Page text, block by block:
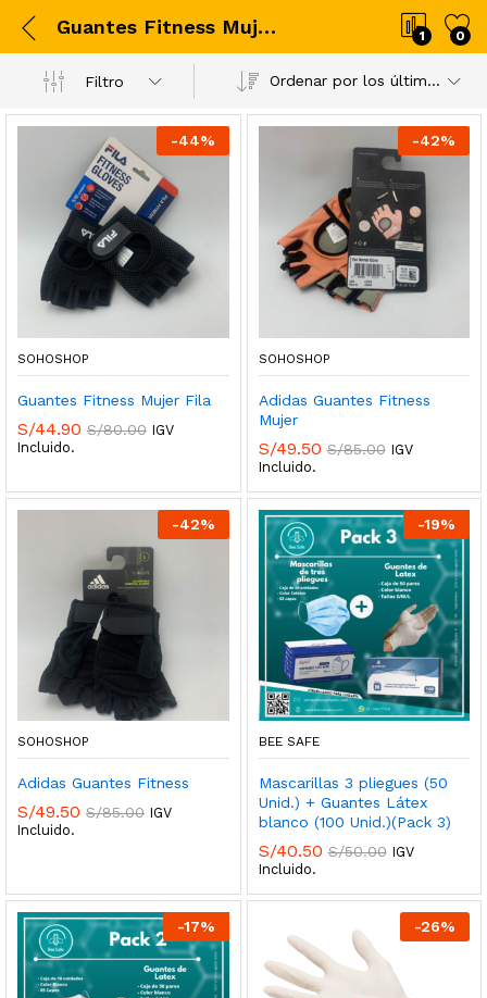
Guantes Fitness Mujer Fila 1 0
Filtro Ordenar por los últimos
-44%
SOHOSHOP
Guantes Fitness Mujer Fila
S/44.90 S/80.00 IGV
Incluido.
-42%
SOHOSHOP
Adidas Guantes Fitness
Mujer
S/49.50 S/85.00 IGV
Incluido.
-42%
SOHOSHOP
Adidas Guantes Fitness
S/49.50 S/85.00 IGV
Incluido.
-19%
BEE SAFE
Mascarillas 3 pliegues (50
Unid.) + Guantes Látex
blanco (100 Unid.)(Pack 3)
S/40.50 S/50.00 IGV
Incluido.
-17% -26%